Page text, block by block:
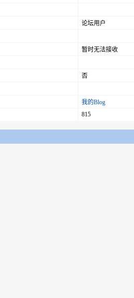
论坛用户
暂时无法接收
否
我的Blog
815